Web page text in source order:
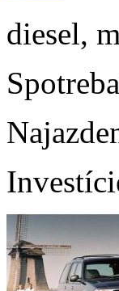
diesel,
Spotreba